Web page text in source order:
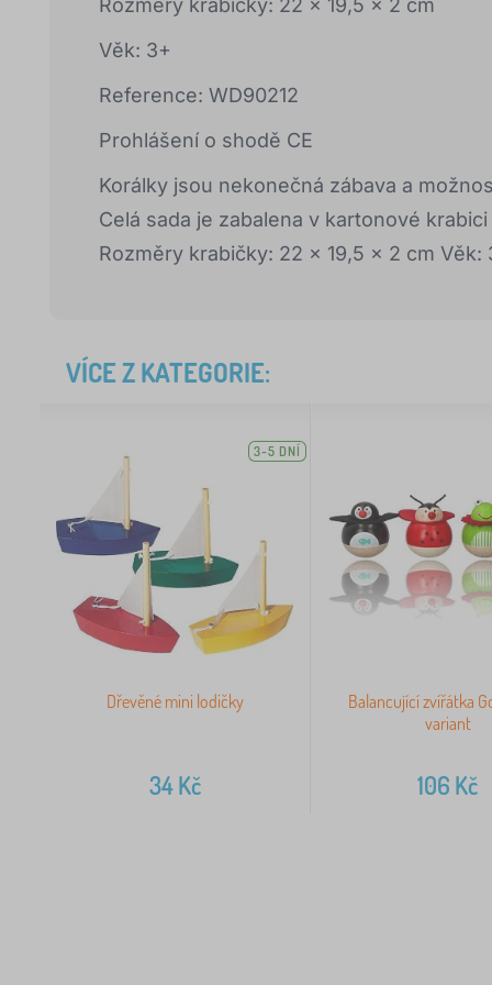
Rozměry krabičky: 22 x 19,5 x 2 cm
Věk: 3+
Reference: WD90212
Prohlášení o shodě CE
Korálky jsou nekonečná zábava a
Celá sada je zabalena v kartonové
Rozměry krabičky: 22 x 19,5 x 2 cm
VÍCE Z KATEGORIE:
3-5 DNÍ
Dřevěné mini lodičky
34Kč
Balancující zvířátka
variant
106 Kč